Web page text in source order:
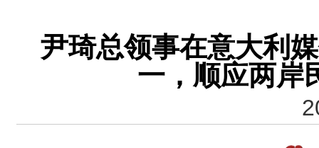
尹琦总领事在意大利
一，顺应两岸